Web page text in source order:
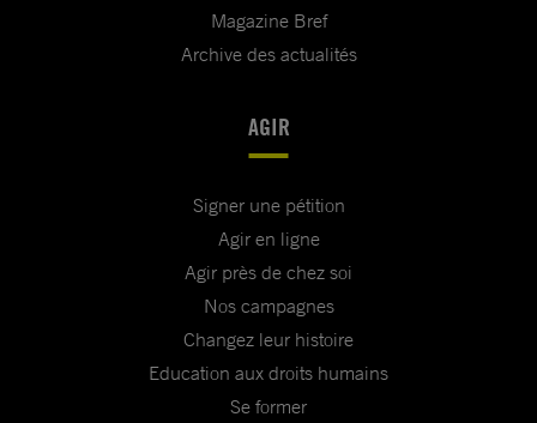
Magazine Bref
Archive des actualités
AGIR
Signer une pétition
Agir en ligne
Agir près de chez soi
Nos campagnes
Changez leur histoire
Education aux droits humains
Se former